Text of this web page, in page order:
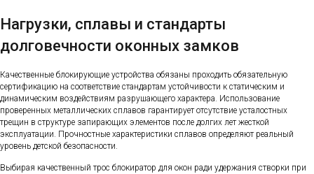
Нагрузки, сплавы и стандарты
долговечности оконных замков
Качественные блокирующие устройства обязаны проходить обязательную
сертификацию на соответствие стандартам устойчивости к статическим и
динамическим воздействиям разрушающего характера. Использование
проверенных металлических сплавов гарантирует отсутствие усталостных
трещин в структуре запирающих элементов после долгих лет жесткой
эксплуатации. Прочностные характеристики сплавов определяют реальный
уровень детской безопасности.
Выбирая качественный трос блокиратор для окон ради удержания створки при